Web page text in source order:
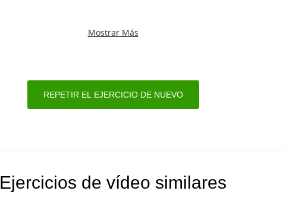
Mostrar Más
REPETIR EL EJERCICIO DE NUEVO
Ejercicios de vídeo similares